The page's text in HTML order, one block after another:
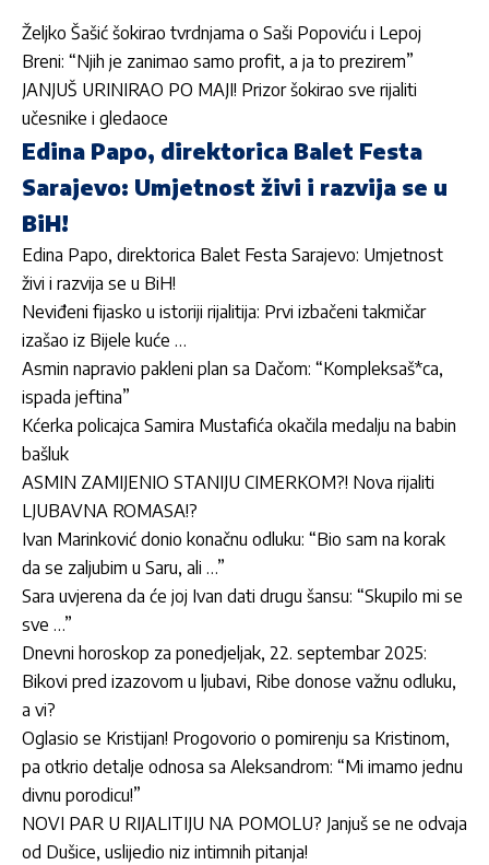
Željko Šašić šokirao tvrdnjama o Saši Popoviću i Lepoj
Breni: “Njih je zanimao samo profit, a ja to prezirem”
JANJUŠ URINIRAO PO MAJI! Prizor šokirao sve rijaliti
učesnike i gledaoce
Edina Papo, direktorica Balet Festa
Sarajevo: Umjetnost živi i razvija se u
BiH!
Edina Papo, direktorica Balet Festa Sarajevo: Umjetnost
živi i razvija se u BiH!
Neviđeni fijasko u istoriji rijalitija: Prvi izbačeni takmičar
izašao iz Bijele kuće …
Asmin napravio pakleni plan sa Dačom: “Kompleksaš*ca,
ispada jeftina”
Kćerka policajca Samira Mustafića okačila medalju na babin
bašluk
ASMIN ZAMIJENIO STANIJU CIMERKOM?! Nova rijaliti
LJUBAVNA ROMASA!?
Ivan Marinković donio konačnu odluku: “Bio sam na korak
da se zaljubim u Saru, ali …”
Sara uvjerena da će joj Ivan dati drugu šansu: “Skupilo mi se
sve …”
Dnevni horoskop za ponedjeljak, 22. septembar 2025:
Bikovi pred izazovom u ljubavi, Ribe donose važnu odluku,
a vi?
Oglasio se Kristijan! Progovorio o pomirenju sa Kristinom,
pa otkrio detalje odnosa sa Aleksandrom: “Mi imamo jednu
divnu porodicu!”
NOVI PAR U RIJALITIJU NA POMOLU? Janjuš se ne odvaja
od Dušice, uslijedio niz intimnih pitanja!